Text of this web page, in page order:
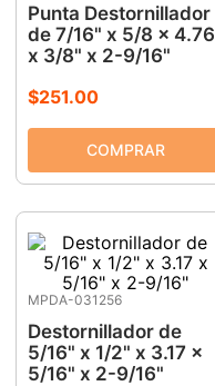
Punta Destornillador
de 7/16" x 5/8 x 4.76
x 3/8" x 2-9/16"
$251.00
MPDA-031256
Destornillador de
5/16" x 1/2" x 3.17 x
5/16" x 2-9/16"